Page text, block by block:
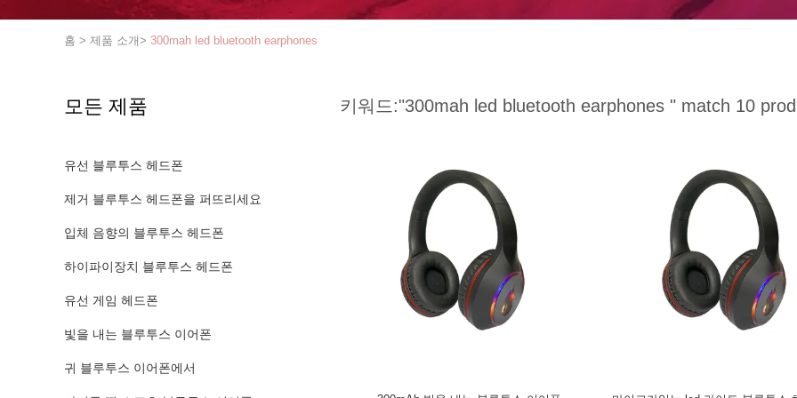
홈 > 제품 소개> 300mah led bluetooth earphones
모든 제품
유선 블루투스 헤드폰
제거 블루투스 헤드폰을 퍼뜨리세요
입체 음향의 블루투스 헤드폰
하이파이장치 블루투스 헤드폰
유선 게임 헤드폰
빛을 내는 블루투스 이어폰
귀 블루투스 이어폰에서
키워드:"300mah led bluetooth earphones " match 10